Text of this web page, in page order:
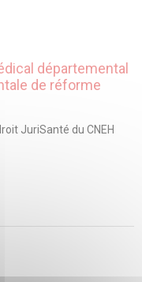
départemental
de réforme
JuriSanté du CNEH